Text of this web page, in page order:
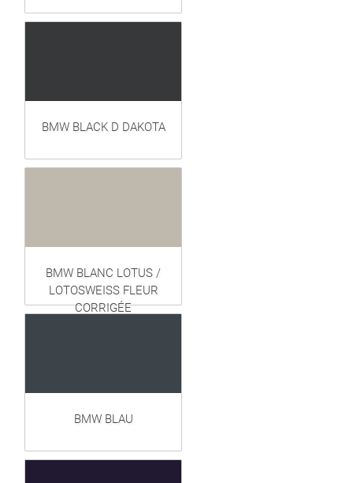
BMW BLACK D DAKOTA
BMW BLANC LOTUS /
LOTOSWEISS FLEUR
CORRIGÉE
BMW BLAU